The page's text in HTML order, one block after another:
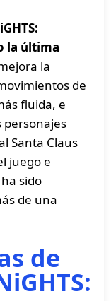
la última
la
de
fluida, e
Santa Claus
juego e
sido
de una
de